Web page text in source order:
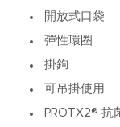
開放式口袋
彈性環圈
掛鉤
可吊掛使用
PROTX2® 抗